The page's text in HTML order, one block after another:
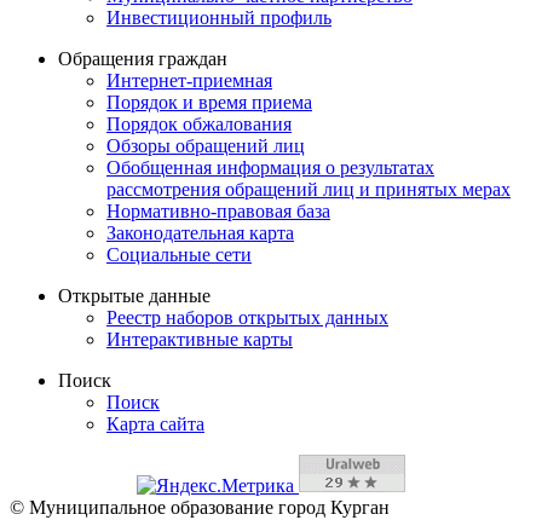
Инвестиционный профиль
Обращения граждан
Интернет-приемная
Порядок и время приема
Порядок обжалования
Обзоры обращений лиц
Обобщенная информация о результатах
рассмотрения обращений лиц и принятых мерах
Нормативно-правовая база
Законодательная карта
Социальные сети
Открытые данные
Реестр наборов открытых данных
Интерактивные карты
Поиск
Поиск
Карта сайта
© Муниципальное образование город Курган